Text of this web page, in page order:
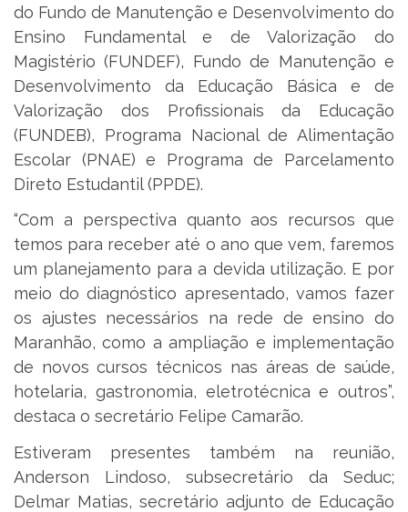
do Fundo de Manutenção e Desenvolvimento do
Ensino Fundamental e de Valorização do
Magistério (FUNDEF), Fundo de Manutenção e
Desenvolvimento da Educação Básica e de
Valorização dos Profissionais da Educação
(FUNDEB), Programa Nacional de Alimentação
Escolar (PNAE) e Programa de Parcelamento
Direto Estudantil (PPDE).
“Com a perspectiva quanto aos recursos que
temos para receber até o ano que vem, faremos
um planejamento para a devida utilização. E por
meio do diagnóstico apresentado, vamos fazer
os ajustes necessários na rede de ensino do
Maranhão, como a ampliação e implementação
de novos cursos técnicos nas áreas de saúde,
hotelaria, gastronomia, eletrotécnica e outros”,
destaca o secretário Felipe Camarão.
Estiveram presentes também na reunião,
Anderson Lindoso, subsecretário da Seduc;
Delmar Matias, secretário adjunto de Educação